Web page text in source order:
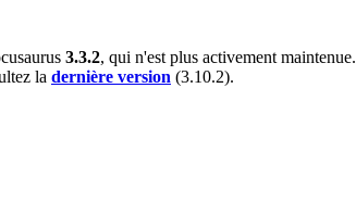
3.3.2, qui n'est plus activement maintenue.
la dernière version (3.10.2).